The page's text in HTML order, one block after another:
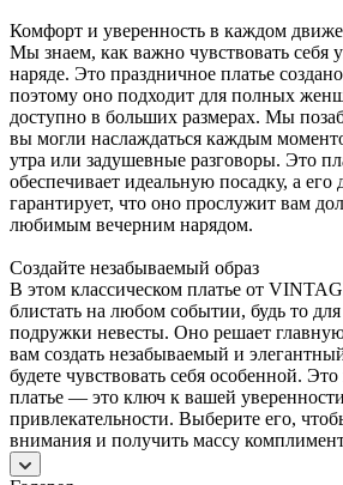
Комфорт и уверенность в каждом
Мы знаем, как важно чувствовать себя
наряде. Это праздничное платье
поэтому оно подходит для полных
доступно в больших размерах. Мы
вы могли наслаждаться каждым
утра или задушевные разговоры. Это
обеспечивает идеальную посадку, а его
гарантирует, что оно прослужит вам
любимым вечерним нарядом.
Создайте незабываемый образ
В этом классическом платье от
блистать на любом событии, будь то
подружки невесты. Оно решает
вам создать незабываемый и
будете чувствовать себя особенной.
платье — это ключ к вашей
привлекательности. Выберите его,
внимания и получить массу